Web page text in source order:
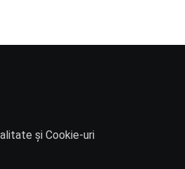
și Cookie-uri